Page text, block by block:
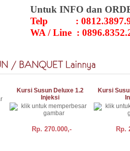
Untuk INFO dan
Telp :
WA / Line :
Kursi Susun Deluxe 1.2
Injeksi
Rp. 270.000,-
Kursi
Rp.